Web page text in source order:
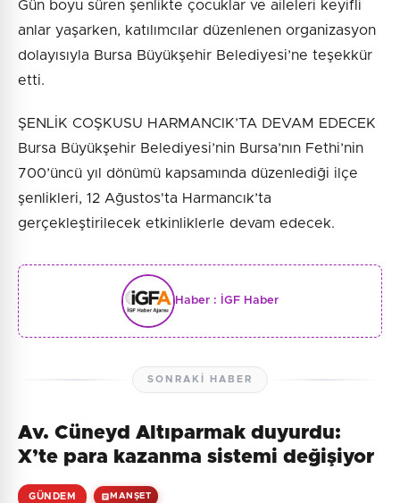
Gün boyu süren şenlikte çocuklar ve aileleri keyifli
anlar yaşarken, katılımcılar düzenlenen organizasyon
dolayısıyla Bursa Büyükşehir Belediyesi’ne teşekkür
etti.
ŞENLİK COŞKUSU HARMANCIK’TA DEVAM EDECEK
Bursa Büyükşehir Belediyesi’nin Bursa’nın Fethi’nin
700’üncü yıl dönümü kapsamında düzenlediği ilçe
şenlikleri, 12 Ağustos'ta Harmancık’ta
gerçekleştirilecek etkinliklerle devam edecek.
Haber : İGF Haber
SONRAKI HABER
Av. Cüneyd Altıparmak duyurdu:
X’te para kazanma sistemi değişiyor
GÜNDEM MANŞET